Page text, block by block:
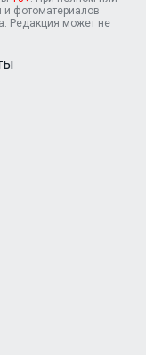
фотоматериалов
Редакция может не